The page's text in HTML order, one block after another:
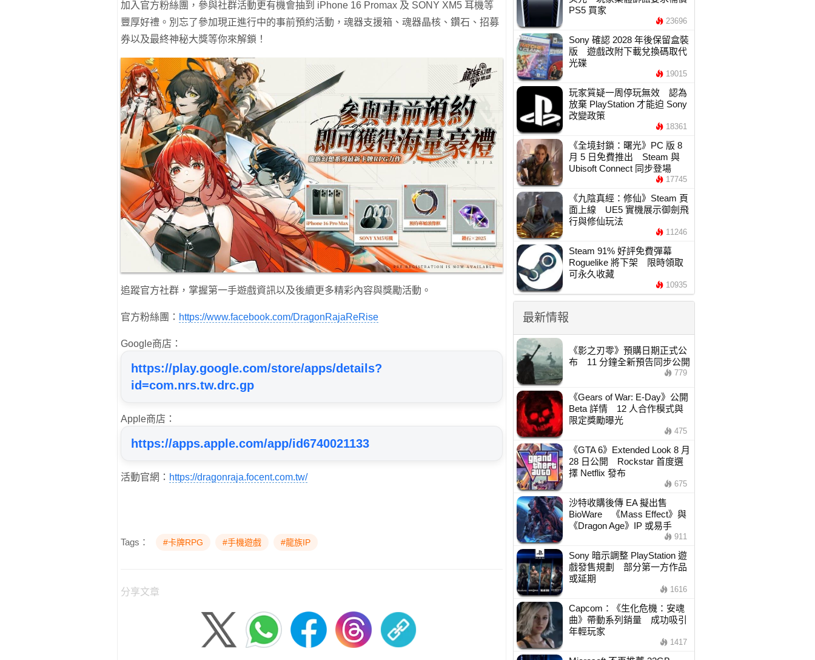
加入官方粉絲團，參與社群活動更有機會抽到 iPhone 16 Promax 及 SONY XM5 耳機等
豐厚好禮。別忘了參加現正進行中的事前預約活動，魂器支援箱、魂器晶核、鑽石、招募
券以及最終神秘大獎等你來解鎖！
追蹤官方社群，掌握第一手遊戲資訊以及後續更多精彩內容與獎勵活動。
官方粉絲團： https://www.facebook.com/DragonRajaReRise
Google商店：
https://play.google.com/store/apps/details?
id=com.nrs.tw.drc.gp
Apple商店：
https://apps.apple.com/app/id6740021133
活動官網： https://dragonraja.focent.com.tw/
Tags： #卡牌RPG #手機遊戲 #龍族IP
分享文章
PS5 買家
23696
Sony 確認 2028 年後保留盒裝
版 遊戲改附下載兌換碼取代
光碟
19015
玩家質疑一周停玩無效 認為
放棄 PlayStation 才能迫 Sony
改變政策
18361
《全境封鎖：曙光》PC 版 8
月 5 日免費推出 Steam 與
Ubisoft Connect 同步登場
17745
《九陰真經：修仙》Steam 頁
面上線 UE5 實機展示御劍飛
行與修仙玩法
11246
Steam 91% 好評免費彈幕
Roguelike 將下架 限時領取
可永久收藏
10935
最新情報
《影之刃零》預購日期正式公
布 11 分鐘全新預告同步公開
779
《Gears of War: E-Day》公開
Beta 詳情 12 人合作模式與
限定獎勵曝光
475
《GTA 6》Extended Look 8 月
28 日公開 Rockstar 首度選
擇 Netflix 發布
675
沙特收購後傳 EA 擬出售
BioWare 《Mass Effect》與
《Dragon Age》IP 或易手
911
Sony 暗示調整 PlayStation 遊
戲發售規劃 部分第一方作品
或延期
1616
Capcom：《生化危機：安魂
曲》帶動系列銷量 成功吸引
年輕玩家
1417